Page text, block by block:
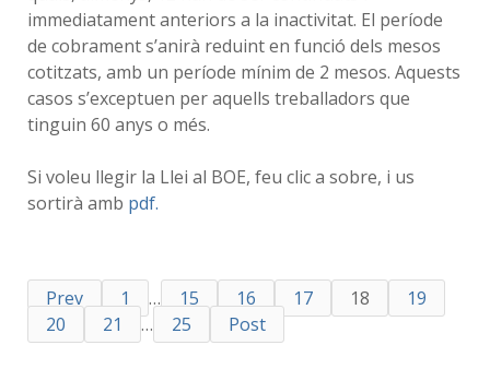
immediatament anteriors a la inactivitat. El període
de cobrament s’anirà reduint en funció dels mesos
cotitzats, amb un període mínim de 2 mesos. Aquests
casos s’exceptuen per aquells treballadors que
tinguin 60 anys o més.
Si voleu llegir la Llei al BOE, feu clic a sobre, i us
sortirà amb pdf.
Prev 1 … 15 16 17 18
19
20
21 … 25 Post